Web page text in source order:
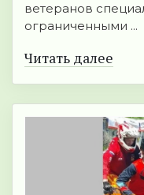
ветеранов
ограниченными ...
Читать далее